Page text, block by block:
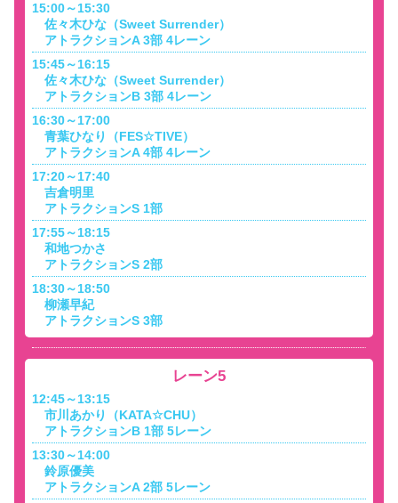
15:00～15:30
佐々木ひな（Sweet Surrender）
アトラクションA 3部 4レーン
15:45～16:15
佐々木ひな（Sweet Surrender）
アトラクションB 3部 4レーン
16:30～17:00
青葉ひなり（FES☆TIVE）
アトラクションA 4部 4レーン
17:20～17:40
吉倉明里
アトラクションS 1部
17:55～18:15
和地つかさ
アトラクションS 2部
18:30～18:50
柳瀬早紀
アトラクションS 3部
レーン5
12:45～13:15
市川あかり（KATA☆CHU）
アトラクションB 1部 5レーン
13:30～14:00
鈴原優美
アトラクションA 2部 5レーン